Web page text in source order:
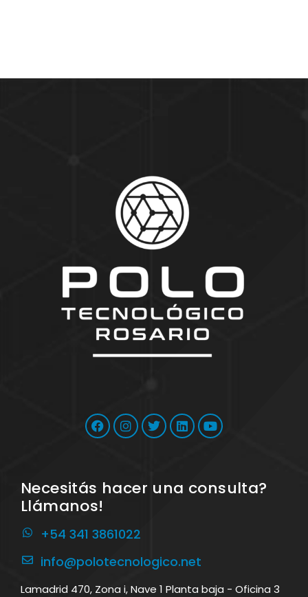
Necesitás hacer una consulta?
Llámanos!
+54 341 3861022
info@polotecnologico.net
Lamadrid 470, Zona i, Nave 1 Planta baja - Oficina 3